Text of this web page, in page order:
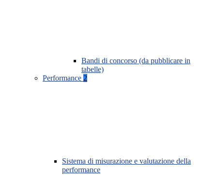
Bandi di concorso (da pubblicare in
tabelle)
Performance 2
Sistema di misurazione e valutazione della
performance